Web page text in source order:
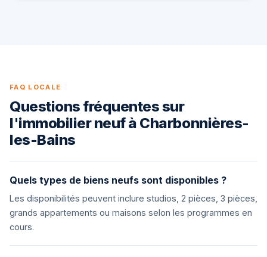
FAQ LOCALE
Questions fréquentes sur
l'immobilier neuf à Charbonnières-
les-Bains
Quels types de biens neufs sont disponibles ?
Les disponibilités peuvent inclure studios, 2 pièces, 3 pièces,
grands appartements ou maisons selon les programmes en
cours.